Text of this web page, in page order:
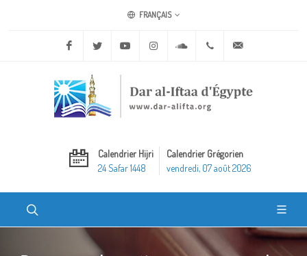
FRANÇAIS
Facebook Twitter Youtube Instagram Soundcloud+20 2 25970400
Calendrier Hijri
24 Safar 1448
Calendrier Grégorien
vendredi, 07 août 2026